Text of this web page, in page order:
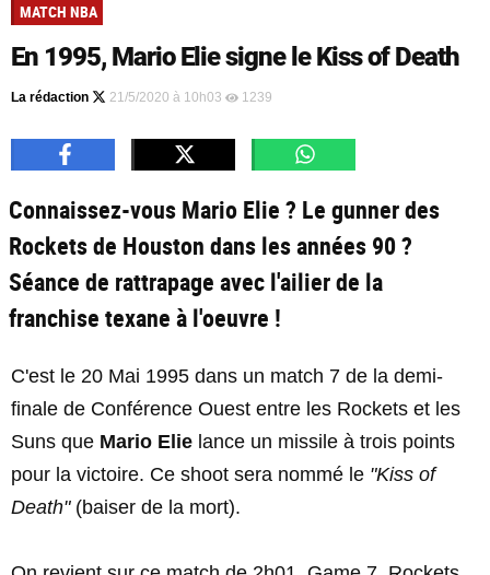
MATCH NBA
En 1995, Mario Elie signe le Kiss of Death
La rédaction 21/5/2020 à 10h03 1239
Connaissez-vous Mario Elie ? Le gunner des
Rockets de Houston dans les années 90 ?
Séance de rattrapage avec l'ailier de la
franchise texane à l'oeuvre !
C'est le 20 Mai 1995 dans un match 7 de la demi-
finale de Conférence Ouest entre les Rockets et les
Suns que Mario Elie lance un missile à trois points
pour la victoire. Ce shoot sera nommé le "Kiss of
Death"(baiser de la mort).